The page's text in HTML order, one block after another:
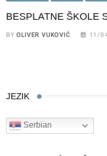
BESPLATNE ŠKOLE
BYOLIVER VUKOVIĆ 11/
JEZIK
Serbian